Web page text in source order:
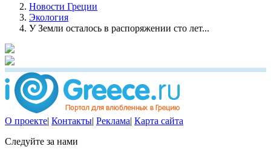
Новости Греции
Экология
У Земли осталось в распоряжении сто лет...
О проекте| Контакты| Реклама| Карта сайта
Следуйте за нами